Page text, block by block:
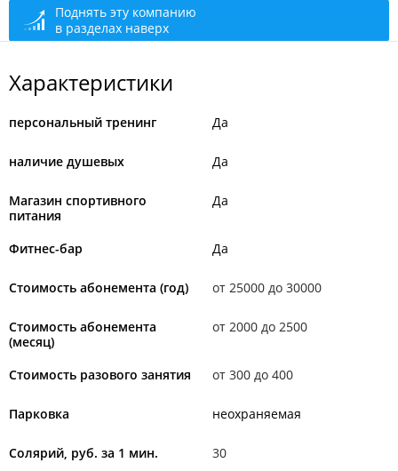
открыто: 07:00–23:00
Поднять эту компанию
в разделах наверх
Характеристики
персональный тренинг Да
наличие душевых Да
Магазин спортивного
питания
Да
Фитнес-бар Да
Стоимость абонемента (год) от 25000 до 30000
Стоимость абонемента
(месяц)
от 2000 до 2500
Стоимость разового занятия от 300 до 400
Парковка неохраняемая
Солярий, руб. за 1 мин. 30